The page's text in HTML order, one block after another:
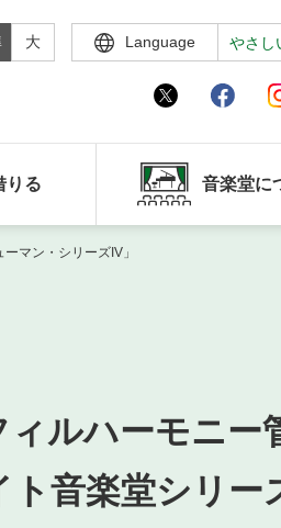
大 Language やさし
りる 音楽堂に
マン・シリーズIV」
ィルハーモニ
ト音楽堂シリー